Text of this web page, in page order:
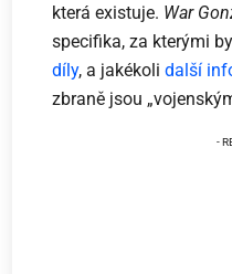
která existuje. War
specifika, za kterými
díly, a jakékolidalší
zbraně jsou